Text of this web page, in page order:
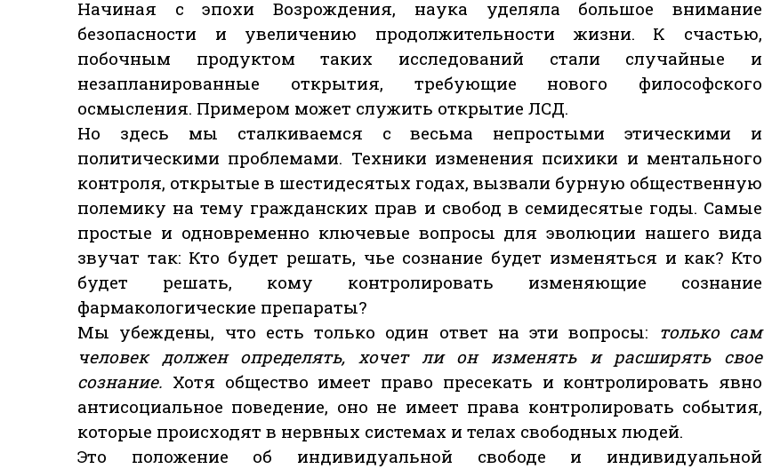
Начиная с эпохи Возрождения, наука уделяла большое внимание
безопасности и увеличению продолжительности жизни. К счастью,
побочным продуктом таких исследований стали случайные и
незапланированные открытия, требующие нового философского
осмысления. Примером может служить открытие ЛСД.
Но здесь мы сталкиваемся с весьма непростыми этическими и
политическими проблемами. Техники изменения психики и ментального
контроля, открытые в шестидесятых годах, вызвали бурную общественную
полемику на тему гражданских прав и свобод в семидесятые годы. Самые
простые и одновременно ключевые вопросы для эволюции нашего вида
звучат так: Кто будет решать, чье сознание будет изменяться и как? Кто
будет решать, кому контролировать изменяющие сознание
фармакологические препараты?
Мы убеждены, что есть только один ответ на эти вопросы: только сам
человек должен определять, хочет ли он изменять и расширять свое
сознание. Хотя общество имеет право пресекать и контролировать явно
антисоциальное поведение, оно не имеет права контролировать события,
которые происходят в нервных системах и телах свободных людей.
Это положение об индивидуальной свободе и индивидуальной